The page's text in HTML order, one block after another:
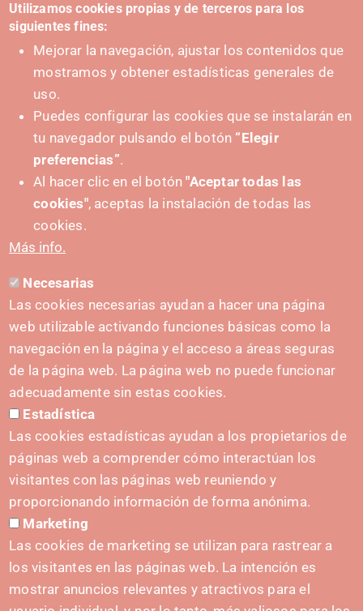
PUSHED FORWARD BY:
CONTACT
hola@irisnavarra.com
(+34) 628 23 12 32
C. del Sadar, 31006 Pamplona
Contact form
Press Kit
INITIATIVES
Navarra Cybersecurity Center
Spain Living Lab
Support for entrepreneurship
Utilizamos cookies propias y de terceros para los
siguientes fines:
Mejorar la navegación, ajustar los contenidos que
mostramos y obtener estadísticas generales de
uso.
Puedes configurar las cookies que se instalarán en
tu navegador pulsando el botón “Elegir
preferencias”.
Al hacer clic en el botón"Aceptar todas las
cookies", aceptas la instalación de todas las
cookies.
Más info.
Necesarias
Las cookies necesarias ayudan a hacer una página
web utilizable activando funciones básicas como la
navegación en la página y el acceso a áreas seguras
de la página web. La página web no puede funcionar
adecuadamente sin estas cookies.
Estadística
Las cookies estadísticas ayudan a los propietarios de
páginas web a comprender cómo interactúan los
visitantes con las páginas web reuniendo y
proporcionando información de forma anónima.
Marketing
Las cookies de marketing se utilizan para rastrear a
los visitantes en las páginas web. La intención es
mostrar anuncios relevantes y atractivos para el